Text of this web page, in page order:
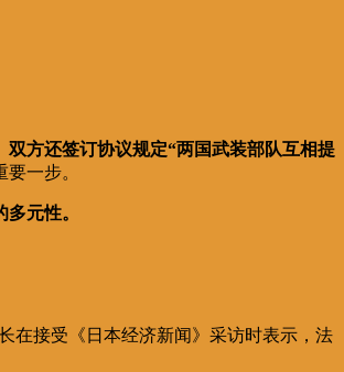
双方还签订协议规定“两国武装部队互相提
一步。
元性。
在接受《日本经济新闻》采访时表示，法